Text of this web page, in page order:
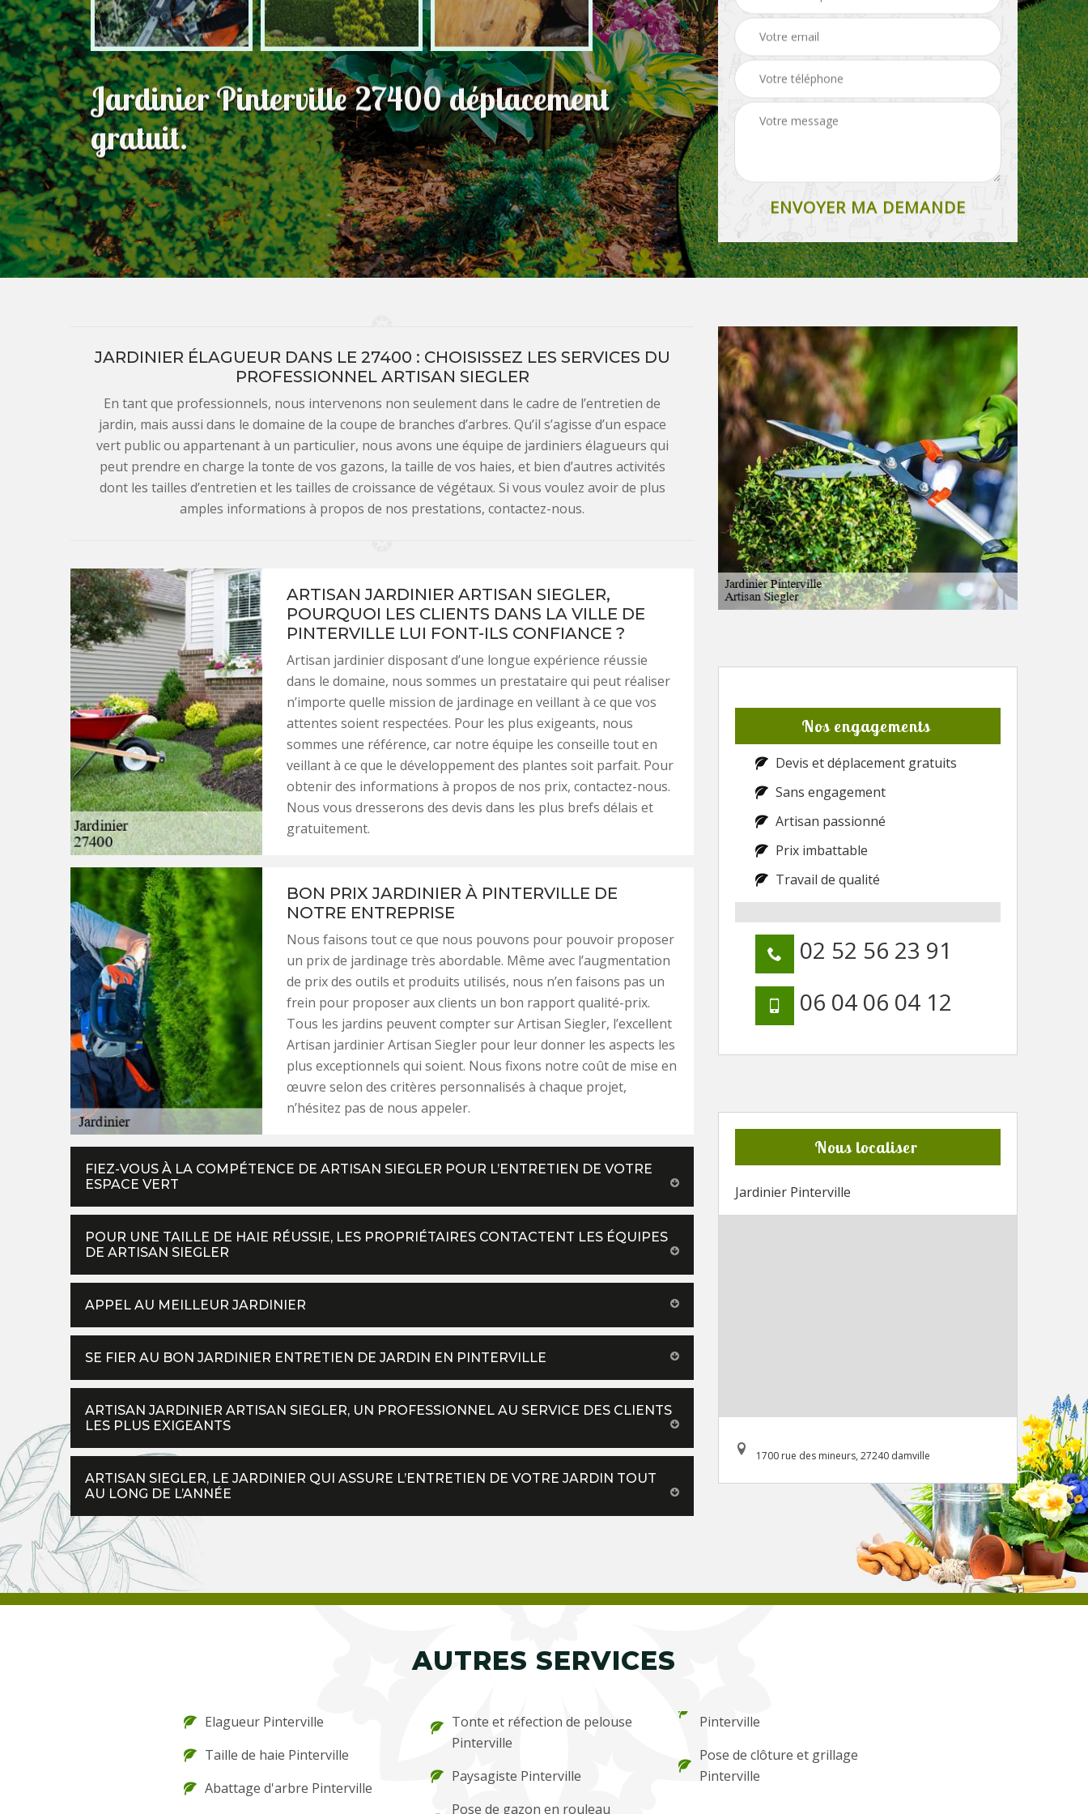
Jardinier Pinterville 27400 déplacement
gratuit.
JARDINIER ÉLAGUEUR DANS LE 27400 : CHOISISSEZ LES SERVICES DU
PROFESSIONNEL ARTISAN SIEGLER
En tant que professionnels, nous intervenons non seulement dans le cadre de l’entretien de
jardin, mais aussi dans le domaine de la coupe de branches d’arbres. Qu’il s’agisse d’un espace
vert public ou appartenant à un particulier, nous avons une équipe de jardiniers élagueurs qui
peut prendre en charge la tonte de vos gazons, la taille de vos haies, et bien d’autres activités
dont les tailles d’entretien et les tailles de croissance de végétaux. Si vous voulez avoir de plus
amples informations à propos de nos prestations, contactez-nous.
ARTISAN JARDINIER ARTISAN SIEGLER,
POURQUOI LES CLIENTS DANS LA VILLE DE
PINTERVILLE LUI FONT-ILS CONFIANCE ?
Artisan jardinier disposant d’une longue expérience réussie
dans le domaine, nous sommes un prestataire qui peut réaliser
n’importe quelle mission de jardinage en veillant à ce que vos
attentes soient respectées. Pour les plus exigeants, nous
sommes une référence, car notre équipe les conseille tout en
veillant à ce que le développement des plantes soit parfait. Pour
obtenir des informations à propos de nos prix, contactez-nous.
Nous vous dresserons des devis dans les plus brefs délais et
gratuitement.
BON PRIX JARDINIER À PINTERVILLE DE
NOTRE ENTREPRISE
Nous faisons tout ce que nous pouvons pour pouvoir proposer
un prix de jardinage très abordable. Même avec l’augmentation
de prix des outils et produits utilisés, nous n’en faisons pas un
frein pour proposer aux clients un bon rapport qualité-prix.
Tous les jardins peuvent compter sur Artisan Siegler, l’excellent
Artisan jardinier Artisan Siegler pour leur donner les aspects les
plus exceptionnels qui soient. Nous fixons notre coût de mise en
œuvre selon des critères personnalisés à chaque projet,
n’hésitez pas de nous appeler.
FIEZ-VOUS À LA COMPÉTENCE DE ARTISAN SIEGLER POUR L’ENTRETIEN DE VOTRE
ESPACE VERT
POUR UNE TAILLE DE HAIE RÉUSSIE, LES PROPRIÉTAIRES CONTACTENT LES ÉQUIPES
DE ARTISAN SIEGLER
APPEL AU MEILLEUR JARDINIER
SE FIER AU BON JARDINIER ENTRETIEN DE JARDIN EN PINTERVILLE
ARTISAN JARDINIER ARTISAN SIEGLER, UN PROFESSIONNEL AU SERVICE DES CLIENTS
LES PLUS EXIGEANTS
ARTISAN SIEGLER, LE JARDINIER QUI ASSURE L’ENTRETIEN DE VOTRE JARDIN TOUT
AU LONG DE L’ANNÉE
Nos engagements
Devis et déplacement gratuits
Sans engagement
Artisan passionné
Prix imbattable
Travail de qualité
02 52 56 23 91
06 04 06 04 12
Nous localiser
Jardinier Pinterville
1700 rue des mineurs, 27240 damville
AUTRES SERVICES
Elagueur Pinterville
Taille de haie Pinterville
Abattage d'arbre Pinterville
Tonte et réfection de pelouse
Pinterville
Paysagiste Pinterville
Pose de gazon en rouleau
Pinterville
Pose de clôture et grillage
Pinterville